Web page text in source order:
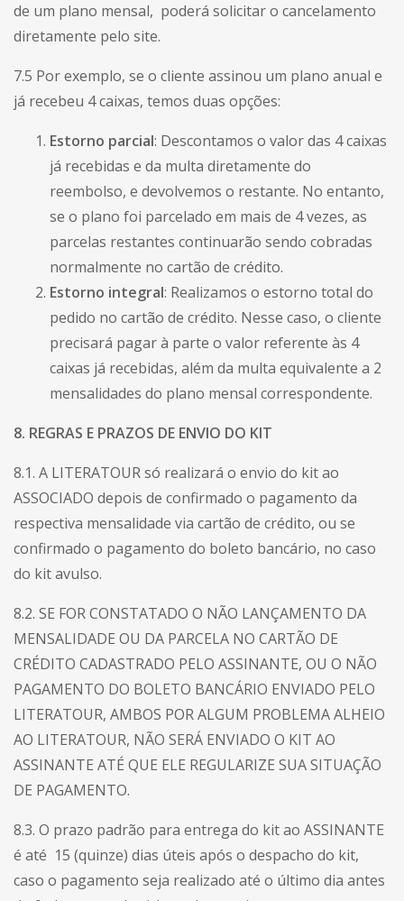
de um plano mensal, poderá solicitar o cancelamento
diretamente pelo site.
7.5 Por exemplo, se o cliente assinou um plano anual e
já recebeu 4 caixas, temos duas opções:
Estorno parcial: Descontamos o valor das 4 caixas
já recebidas e da multa diretamente do
reembolso, e devolvemos o restante. No entanto,
se o plano foi parcelado em mais de 4 vezes, as
parcelas restantes continuarão sendo cobradas
normalmente no cartão de crédito.
Estorno integral: Realizamos o estorno total do
pedido no cartão de crédito. Nesse caso, o cliente
precisará pagar à parte o valor referente às 4
caixas já recebidas, além da multa equivalente a 2
mensalidades do plano mensal correspondente.
8. REGRAS E PRAZOS DE ENVIO DO KIT
8.1. A LITERATOUR só realizará o envio do kit ao
ASSOCIADO depois de confirmado o pagamento da
respectiva mensalidade via cartão de crédito, ou se
confirmado o pagamento do boleto bancário, no caso
do kit avulso.
8.2. SE FOR CONSTATADO O NÃO LANÇAMENTO DA
MENSALIDADE OU DA PARCELA NO CARTÃO DE
CRÉDITO CADASTRADO PELO ASSINANTE, OU O NÃO
PAGAMENTO DO BOLETO BANCÁRIO ENVIADO PELO
LITERATOUR, AMBOS POR ALGUM PROBLEMA ALHEIO
AO LITERATOUR, NÃO SERÁ ENVIADO O KIT AO
ASSINANTE ATÉ QUE ELE REGULARIZE SUA SITUAÇÃO
DE PAGAMENTO.
8.3. O prazo padrão para entrega do kit ao ASSINANTE
é até 15 (quinze) dias úteis após o despacho do kit,
caso o pagamento seja realizado até o último dia antes